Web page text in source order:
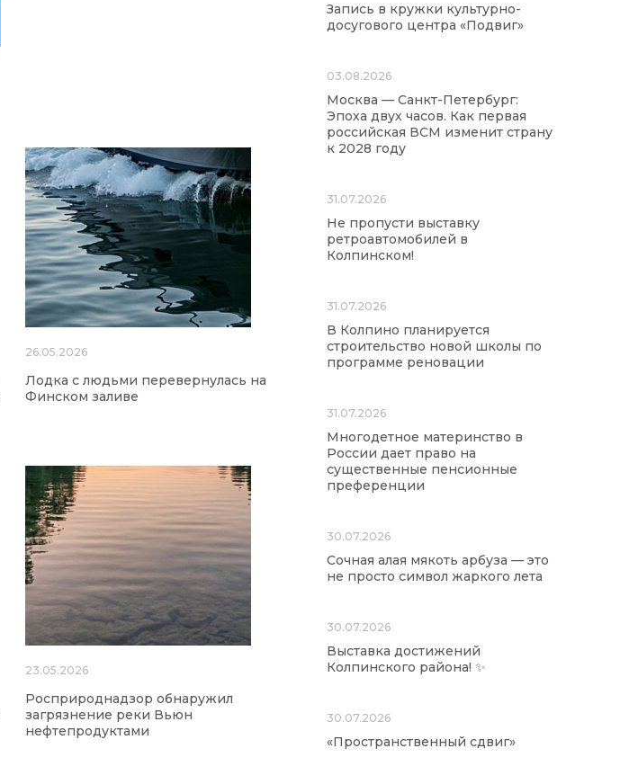
26.05.2026
Лодка с людьми перевернулась на
Финском заливе
23.05.2026
Росприроднадзор обнаружил
загрязнение реки Вьюн
нефтепродуктами
Запись в кружки культурно-
досугового центра «Подвиг»
03.08.2026
Москва — Санкт-Петербург:
Эпоха двух часов. Как первая
российская ВСМ изменит страну
к 2028 году
31.07.2026
Не пропусти выставку
ретроавтомобилей в
Колпинском!
31.07.2026
В Колпино планируется
строительство новой школы по
программе реновации
31.07.2026
Многодетное материнство в
России дает право на
существенные пенсионные
преференции
30.07.2026
Сочная алая мякоть арбуза — это
не просто символ жаркого лета
30.07.2026
Выставка достижений
Колпинского района! ✨
30.07.2026
«Пространственный сдвиг»